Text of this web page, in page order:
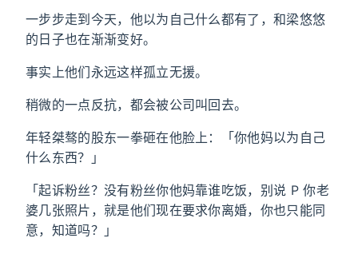
一步步走到今天，他以为自己什么都有了，和梁悠悠
的日子也在渐渐变好。
事实上他们永远这样孤立无援。
稍微的一点反抗，都会被公司叫回去。
年轻桀骜的股东一拳砸在他脸上：「你他妈以为自己
什么东西？」
「起诉粉丝？没有粉丝你他妈靠谁吃饭，别说 P 你老
婆几张照片，就是他们现在要求你离婚，你也只能同
意，知道吗？」